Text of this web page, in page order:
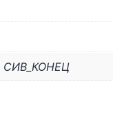
СИВ_КОНЕЦ